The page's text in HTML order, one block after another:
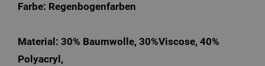
Farbe: Regenbogenfarben
Material: 30% Baumwolle, 30%Viscose, 40%
Polyacryl,